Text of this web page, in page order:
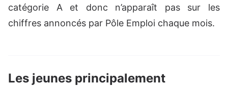
catégorie A et donc n’apparaît pas sur les
chiffres annoncés par Pôle Emploi chaque mois.
Les jeunes principalement